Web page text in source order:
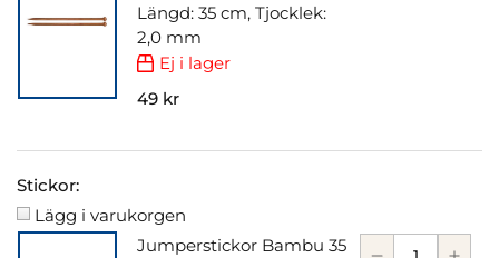
Längd: 35 cm, Tjocklek:
2,0 mm
Ej i lager
49 kr
Stickor:
Lägg i varukorgen
Jumperstickor Bambu 35